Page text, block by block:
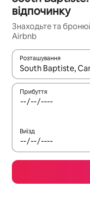
відпочинку
Знаходьте та
Airbnb
Розташування
Отримавши
Прибуття
Виїзд